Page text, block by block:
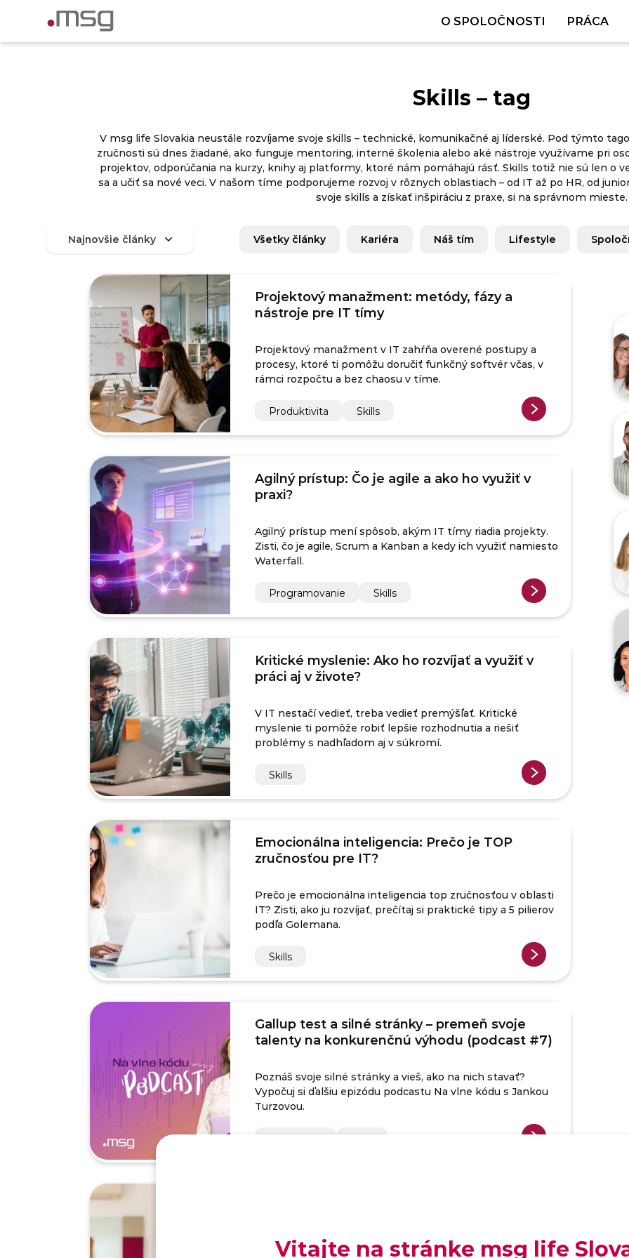
O SPOLOČNOSTI PRÁCA
Skills – tag
V msg life Slovakia neustále rozvíjame svoje skills – technické, komunikačné aj líderské. Pod týmto
zručnosti sú dnes žiadané, ako funguje mentoring, interné školenia alebo aké nástroje využívame pri
projektov, odporúčania na kurzy, knihy aj platformy, ktoré nám pomáhajú rásť. Skills totiž nie sú len o
sa a učiť sa nové veci. V našom tíme podporujeme rozvoj v rôznych oblastiach – od IT až po HR, od
svoje skills a získať inšpiráciu z praxe, si na správnom mieste.
Všetky články Kariéra Náš tím Lifestyle
Projektový manažment: metódy, fázy a
nástroje pre IT tímy
Projektový manažment v IT zahŕňa overené postupy a
procesy, ktoré ti pomôžu doručiť funkčný softvér včas, v
rámci rozpočtu a bez chaosu v tíme.
Produktivita Skills
Agilný prístup: Čo je agile a ako ho využiť v
praxi?
Agilný prístup mení spôsob, akým IT tímy riadia projekty.
Zisti, čo je agile, Scrum a Kanban a kedy ich využiť namiesto
Waterfall.
Programovanie Skills
Kritické myslenie: Ako ho rozvíjať a využiť v
práci aj v živote?
V IT nestačí vedieť, treba vedieť premýšľať. Kritické
myslenie ti pomôže robiť lepšie rozhodnutia a riešiť
problémy s nadhľadom aj v súkromí.
Skills
Emocionálna inteligencia: Prečo je TOP
zručnosťou pre IT?
Prečo je emocionálna inteligencia top zručnosťou v oblasti
IT? Zisti, ako ju rozvíjať, prečítaj si praktické tipy a 5 pilierov
podľa Golemana.
Skills
Gallup test a silné stránky – premeň svoje
talenty na konkurenčnú výhodu (podcast #7)
Poznáš svoje silné stránky a vieš, ako na nich stavať?
Vypočuj si ďalšiu epizódu podcastu Na vlne kódu s Jankou
Turzovou.
Rozhovory Skills
Vitajte na stránke msg life